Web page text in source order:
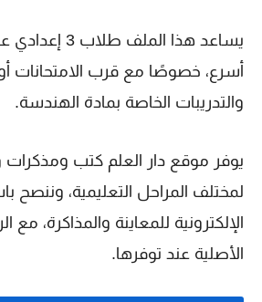
يساعد هذا
أسرع، خصوصًا مع قرب الامتحانات أو
والتدريبات الخاصة بمادة الهندسة.
يوفر موقع دار العلم كتب ومذكرات
لمختلف المراحل التعليمية، وننصح
الإلكترونية للمعاينة والمذاكرة، مع
الأصلية عند توفرها.